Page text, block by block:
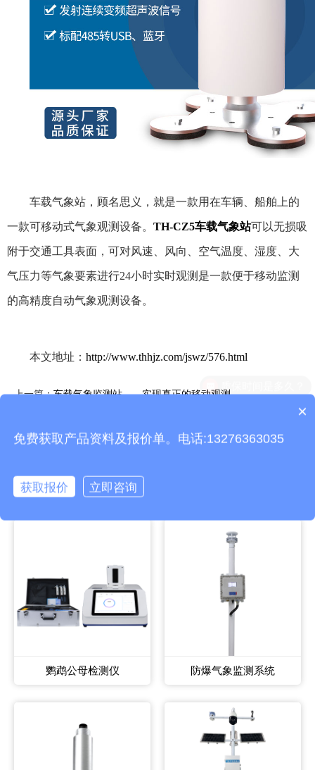
车载气象站，顾名思义，就是一款用在车辆、船舶上的
一款可移动式气象观测设备。 TH-CZ5车载气象站可以无损吸
附于交通工具表面，可对风速、风向、空气温度、湿度、大
气压力等气象要素进行24小时实时观测是一款便于移动监测
的高精度自动气象观测设备。
本文地址： http://www.thhjz.com/jswz/576.html
上一篇：车载气象监测站——实现真正的移动观测
气象站产品介绍~
相关产品
鹦鹉公母检测仪 防爆气象监测系统
设备有检测证书吗？
×
免费获取产品资料及报价单。电话:13276363035
获取报价 立即咨询